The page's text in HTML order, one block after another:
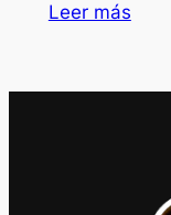
Leer más